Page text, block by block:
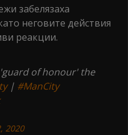
забелязаха
неговите действия
реакции.
of honour' the
| #ManCity
2020